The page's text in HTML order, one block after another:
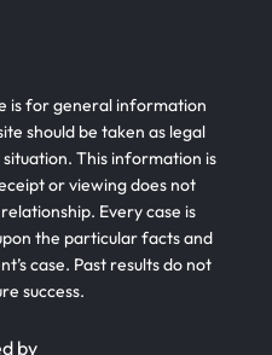
is for general information
should be taken as legal
This information is
or viewing does not
Every case is
the particular facts and
case. Past results do not
success.
by